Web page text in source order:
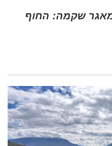
שקמה: החוף